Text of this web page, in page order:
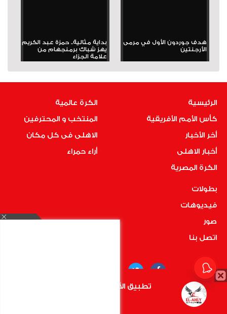
هدف جوردون الأول في مرمى
الأرجنتين
بداية مثالية.. حمزة عبد الكريم
يهز شباك برمنجهام من
علامة الجزاء
الرئيسية
كأس الأمم الأفريقية
أخر الأخبار
أخبار الاهلى
الكرة المصرية
الكرة عالمية
المنتخب و المحترفين
الاهلى فى كل مكان
أراء حمراء
بطولات
فيديوهات
صور
اتصل بنا
COPYRIGHT © 2019 RedMedia | ALL RIGHTS RESERVED
تطبيق الأهلي.كوم متاح الأن